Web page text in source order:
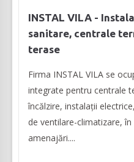
INSTAL VILA -
sanitare, centrale
terase
Firma INSTAL VILA se
integrate pentru centrale
încălzire, instalații
de ventilare-climatizare,
amenajări....